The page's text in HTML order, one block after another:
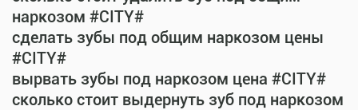
наркозом #CITY#
сделать зубы под общим наркозом цены
#CITY#
вырвать зубы под наркозом цена #CITY#
сколько стоит выдернуть зуб под наркозом